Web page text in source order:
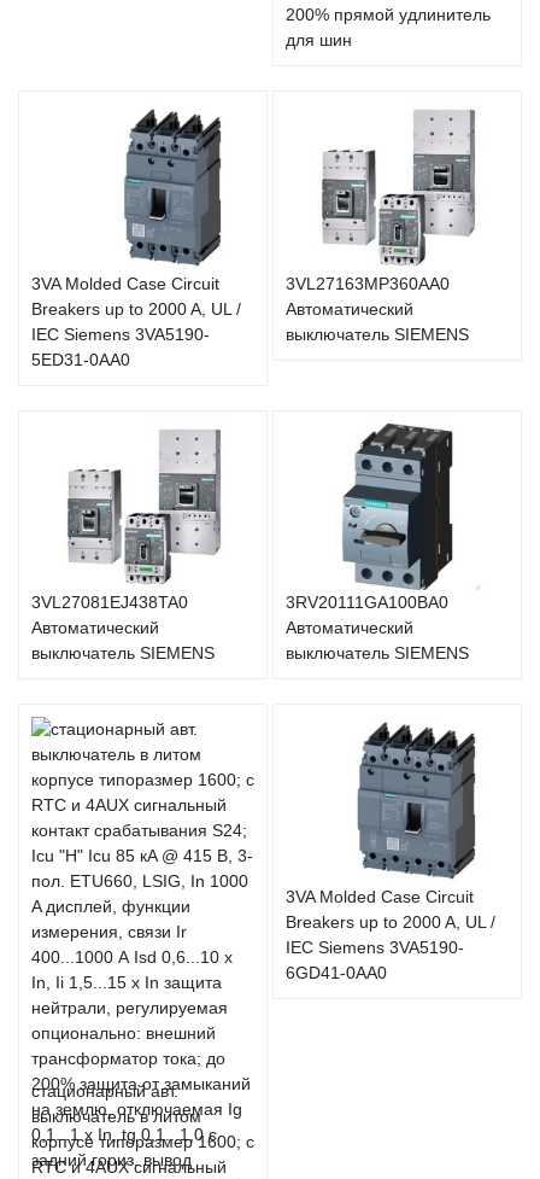
200% прямой удлинитель
для шин
3VA Molded Case Circuit
Breakers up to 2000 A, UL /
IEC Siemens 3VA5190-
5ED31-0AA0
3VL27163MP360AA0
Автоматический
выключатель SIEMENS
3VL27081EJ438TA0
Автоматический
выключатель SIEMENS
3RV20111GA100BA0
Автоматический
выключатель SIEMENS
стационарный авт.
выключатель в литом
корпусе типоразмер 1600; с
RTC и 4AUX сигнальный
3VA Molded Case Circuit
Breakers up to 2000 A, UL /
IEC Siemens 3VA5190-
6GD41-0AA0